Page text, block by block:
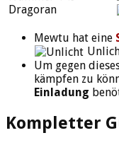
Mewtu hat eine
Um gegen
kämpfen zu
Einladung
Kompletter